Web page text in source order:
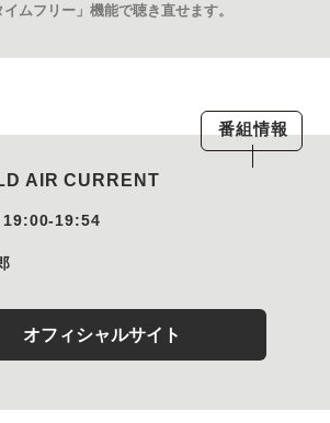
ムフリー」機能で聴き直せます。
番組情報
AIR CURRENT
19:00-19:54
オフィシャルサイト